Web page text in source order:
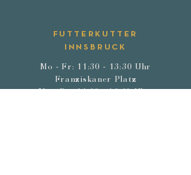
FUTTERKUTTER
INNSBRUCK
Mo - Fr: 11:30 - 13:30 Uhr
Franziskaner Platz